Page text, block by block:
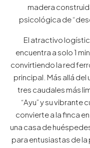
madera
psicológica de
El atractivo
encuentra a solo 1
convirtiendo la red
principal. Más allá del
tres caudales más
“Ayu” y su
convierte a la finca
una casa de
para entusiastas de la